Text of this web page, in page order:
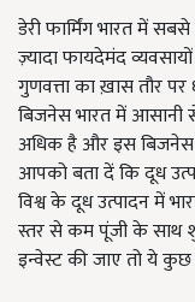
डेरी फार्मिंग भारत में
ज़्यादा फायदेमंद
गुणवत्ता का ख़ास तौर पर
बिजनेस भारत में आसानी
अधिक है और इस बिजनेस
आपको बता दें कि दूध
विश्व के दूध उत्पादन में
स्तर से कम पूंजी के
इन्वेस्ट की जाए तो ये